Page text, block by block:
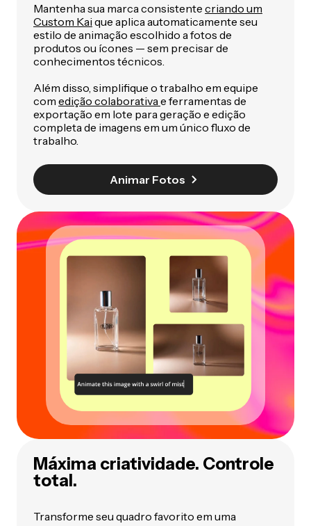
Mantenha sua marca consistente criando um
Custom Kai que aplica automaticamente seu
estilo de animação escolhido a fotos de
produtos ou ícones — sem precisar de
conhecimentos técnicos.
Além disso, simplifique o trabalho em equipe
com edição colaborativa e ferramentas de
exportação em lote para geração e edição
completa de imagens em um único fluxo de
trabalho.
Animar Fotos
Máxima criatividade. Controle
total.
Transforme seu quadro favorito em uma